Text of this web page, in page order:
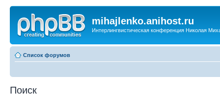
mihajlenko.anihost.ru
Интерлингвистическая конференция Николая
Список форумов
Поиск